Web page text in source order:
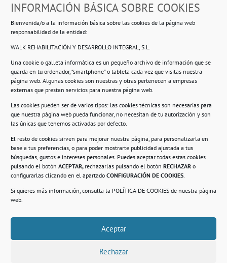
INFORMACIÓN BÁSICA SOBRE COOKIES
Bienvenida/o a la información básica sobre las cookies de la página web
responsabilidad de la entidad:
WALK REHABILITACIÓN Y DESARROLLO INTEGRAL, S.L.
Una cookie o galleta informática es un pequeño archivo de información que se
guarda en tu ordenador, “smartphone” o tableta cada vez que visitas nuestra
página web. Algunas cookies son nuestras y otras pertenecen a empresas
externas que prestan servicios para nuestra página web.
Las cookies pueden ser de varios tipos: las cookies técnicas son necesarias para
que nuestra página web pueda funcionar, no necesitan de tu autorización y son
las únicas que tenemos activadas por defecto.
El resto de cookies sirven para mejorar nuestra página, para personalizarla en
base a tus preferencias, o para poder mostrarte publicidad ajustada a tus
búsquedas, gustos e intereses personales. Puedes aceptar todas estas cookies
pulsando el botón ACEPTAR, rechazarlas pulsando el botón RECHAZAR o
configurarlas clicando en el apartado CONFIGURACIÓN DE COOKIES.
Si quieres más información, consulta la POLÍTICA DE COOKIES de nuestra página
web.
Aceptar
Rechazar
Ropero Solidario de Usera
Beasáin 25-33posterior, local 3 – 28041 Madrid
Información
Compromiso con la protección de datos
Política de Cookies.
© 2021. Realizado en el Centro de Rehabilitación